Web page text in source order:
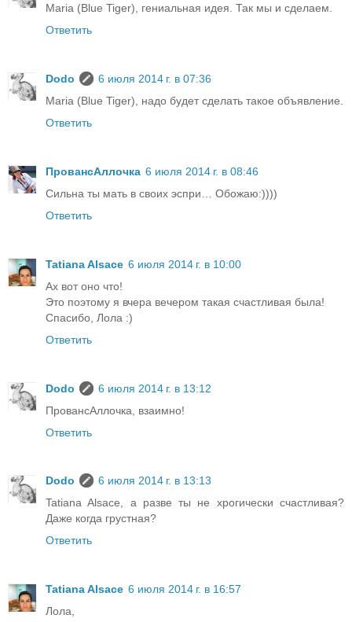
Maria (Blue Tiger), гениальная идея. Так мы и сделаем.
Ответить
Dodo
6 июля 2014 г. в 07:36
Maria (Blue Tiger), надо будет сделать такое объявление.
Ответить
ПровансАллочка 6 июля 2014 г. в 08:46
Сильна ты мать в своих эспри… Обожаю:))))
Ответить
Tatiana Alsace 6 июля 2014 г. в 10:00
Ах вот оно что!
Это поэтому я вчера вечером такая счастливая была!
Спасибо, Лола :)
Ответить
Dodo
6 июля 2014 г. в 13:12
ПровансАллочка, взаимно!
Ответить
Dodo
6 июля 2014 г. в 13:13
Tatiana Alsace, а разве ты не хрогически счастливая?
Даже когда грустная?
Ответить
Tatiana Alsace 6 июля 2014 г. в 16:57
Лола,